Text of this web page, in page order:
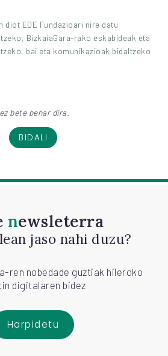
diot EDE Fundazioari nire datu
BizkaiaGara-rako eskabideak eta
bai eta komunikazioak bidaltzeko
bete behar dira.
BIDALI
newsleterra
jaso nahi duzu?
ren nobedade guztiak hileroko
digitalaren bidez
Harpidetu